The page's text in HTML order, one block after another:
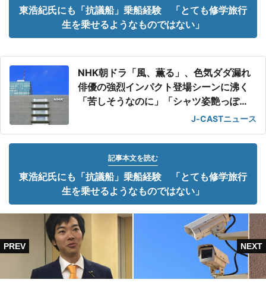
東浩紀氏にも「抗議船」乗船経験 「とても修学旅行
生を乗せるようなものではない」
NHK朝ドラ「風、薫る」、色気ダダ漏れ
俳優の強烈インパクト登場シーンに沸く
「苦しそうなのに」「シャツ姿艶っぽ
J-CASTニュース
記事本文を読む
東浩紀氏にも「抗議船」乗船経験 「とても修学旅行
生を乗せるようなものではない」